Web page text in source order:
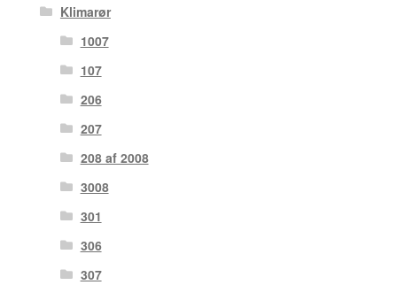
Klimarør
1007
107
206
207
208 af 2008
3008
301
306
307